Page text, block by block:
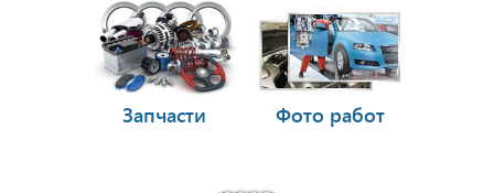
Запчасти Фото работ